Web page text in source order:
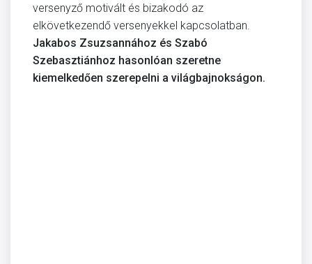
versenyző motivált és bizakodó az
elkövetkezendő versenyekkel kapcsolatban.
Jakabos Zsuzsannához és Szabó
Szebasztiánhoz hasonlóan szeretne
kiemelkedően szerepelni a világbajnokságon.